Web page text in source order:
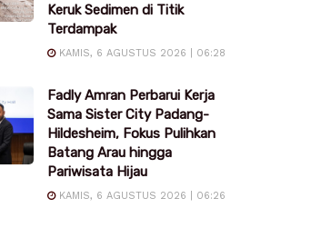
Keruk Sedimen di Titik
Terdampak
KAMIS, 6 AGUSTUS 2026 | 06:28
Fadly Amran Perbarui Kerja
Sama Sister City Padang-
Hildesheim, Fokus Pulihkan
Batang Arau hingga
Pariwisata Hijau
KAMIS, 6 AGUSTUS 2026 | 06:26